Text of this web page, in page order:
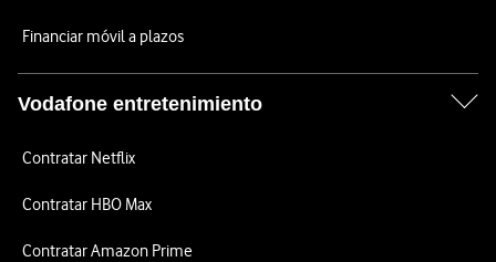
Financiar móvil a plazos
Vodafone entretenimiento
Contratar Netflix
Contratar HBO Max
Contratar Amazon Prime